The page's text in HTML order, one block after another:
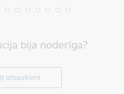
bija noderīga?
atsauksmi